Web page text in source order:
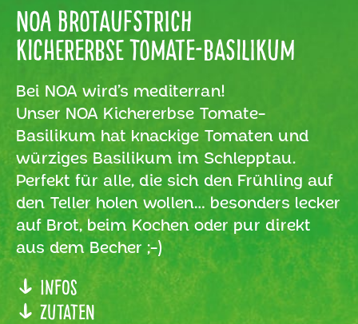
NOA Brotaufstrich
Kichererbse Tomate-Basilikum
Bei NOA wird’s mediterran!
Unser NOA Kichererbse Tomate-
Basilikum hat knackige Tomaten und
würziges Basilikum im Schlepptau.
Perfekt für alle, die sich den Frühling auf
den Teller holen wollen… besonders lecker
auf Brot, beim Kochen oder pur direkt
aus dem Becher ;-)
Infos
Zutaten